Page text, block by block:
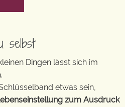
selbst
Dingen lässt sich im
etwas sein,
zum Ausdruck